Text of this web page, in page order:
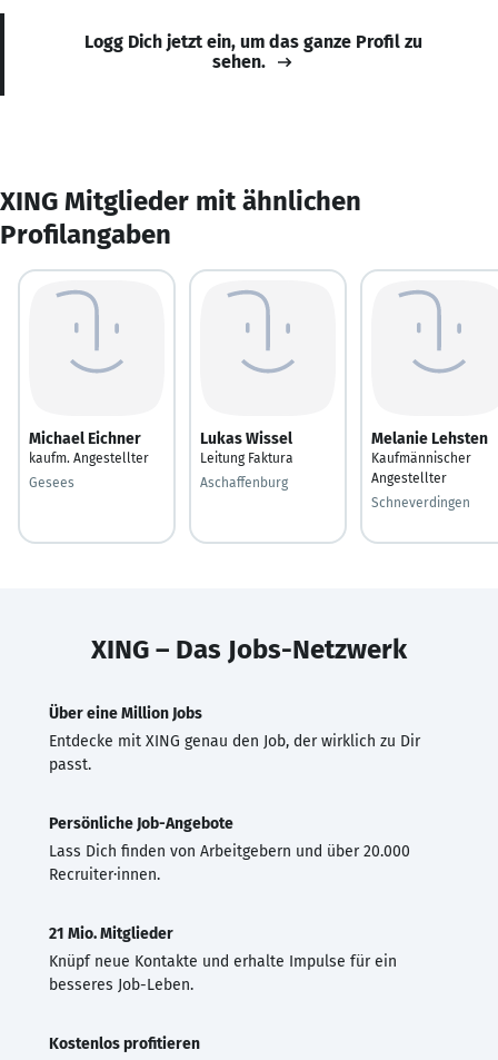
Logg Dich jetzt ein, um das ganze Profil zu
sehen.
XING Mitglieder mit ähnlichen
Profilangaben
Michael Eichner
kaufm. Angestellter
Gesees
Lukas Wissel
Leitung Faktura
Aschaffenburg
Melanie Lehsten
Kaufmännischer
Angestellter
Schneverdingen
XING – Das Jobs-Netzwerk
Über eine Million Jobs
Entdecke mit XING genau den Job, der wirklich zu Dir
passt.
Persönliche Job-Angebote
Lass Dich finden von Arbeitgebern und über 20.000
Recruiter·innen.
21 Mio. Mitglieder
Knüpf neue Kontakte und erhalte Impulse für ein
besseres Job-Leben.
Kostenlos profitieren